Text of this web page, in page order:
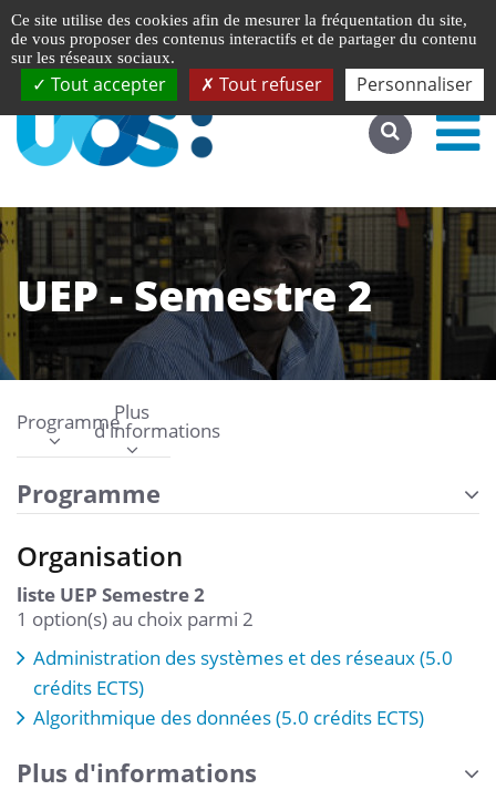
Accéder au site complet English
UEP - Semestre 2
ProgrammePlus
d'informations
Programme
Organisation
liste UEP Semestre 2
1 option(s) au choix parmi 2
Administration des systèmes et des réseaux (5.0
crédits ECTS)
Algorithmique des données (5.0 crédits ECTS)
Plus d'informations
Ce site utilise des cookies afin de mesurer la fréquentation du site,
de vous proposer des contenus interactifs et de partager du contenu
sur les réseaux sociaux.
Tout accepter Tout refuser Personnaliser